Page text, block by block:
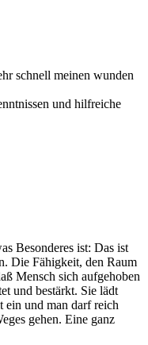
schnell meinen wunden
und hilfreiche
Besonderes ist: Das ist
Die Fähigkeit, den Raum
Mensch sich aufgehoben
und bestärkt. Sie lädt
ein und man darf reich
gehen. Eine ganz